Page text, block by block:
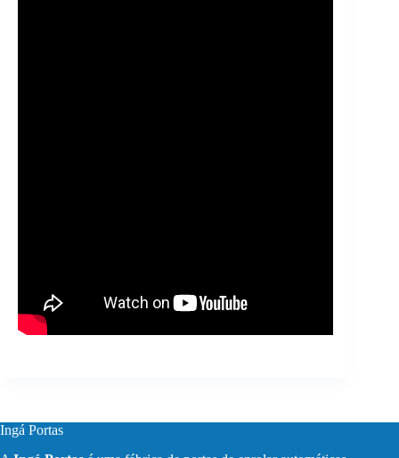
Ingá Portas